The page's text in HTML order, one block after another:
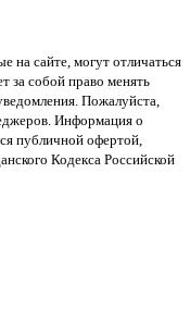
на сайте, могут отличаться
за собой право менять
Пожалуйста,
Информация о
публичной офертой,
Кодекса Российской